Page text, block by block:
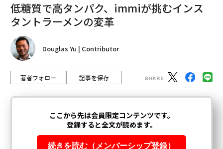
低糖質で高タンパク、immiが挑むインス
タントラーメンの変革
Douglas Yu | Contributor
著者フォロー 記事を保存